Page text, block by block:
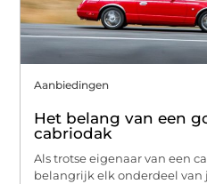
Aanbiedingen
Het belang van een
cabriodak
Als trotse eigenaar van een
belangrijk elk onderdeel van